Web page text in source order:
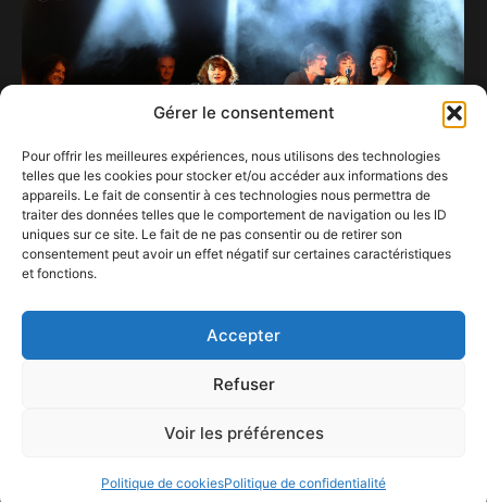
Gérer le consentement
Pour offrir les meilleures expériences, nous utilisons des technologies
telles que les cookies pour stocker et/ou accéder aux informations des
appareils. Le fait de consentir à ces technologies nous permettra de
traiter des données telles que le comportement de navigation ou les ID
uniques sur ce site. Le fait de ne pas consentir ou de retirer son
consentement peut avoir un effet négatif sur certaines caractéristiques
et fonctions.
Accepter
Refuser
Voir les préférences
Politique de cookiesPolitique de confidentialité
30 novembre 2024